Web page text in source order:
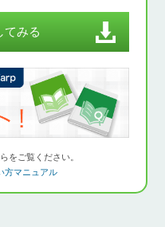
てみる
をご覧ください。
方マニュアル